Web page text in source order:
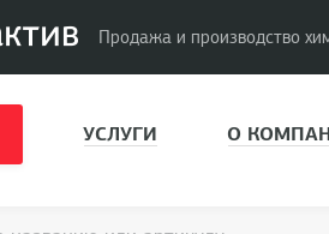
Продажа и производство
УСЛУГИ О